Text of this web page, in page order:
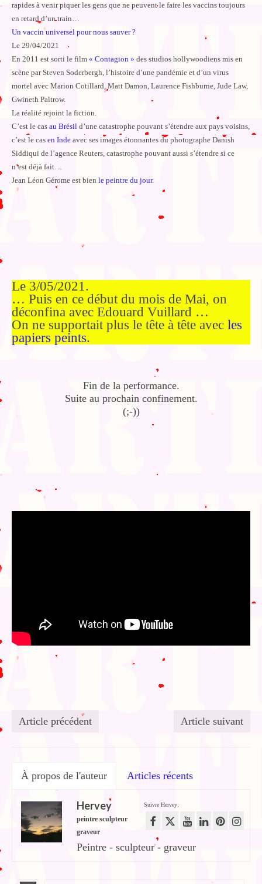
rapides à venir piquer les gens que ne peuvent le faire les vaccins toujours
en retard d’un train…
Un vaccin universel pour nous sauver ?
Le 29/04/2021
En 2011 est sorti le film « Contagion » des studios hollywoodiens mis en
scène par Steven Soderbergh, l’histoire d’une pandémie et d’un virus
mortel avec Marion Cotillard, Matt Damon, Laurence Fishburne, Jude Law,
Gwineth Paltrow.
La réalité rejoint la fiction.
C’est le cas au Brésil d’une catastrophe pouvant s’étendre aux pays voisins,
c’est le cas en Inde avec ses images étonnantes du photographe Danish
Siddiqui de l’agence Reuters, catastrophe pouvant aussi s’étendre si ce
n’est déjà fait…
Jean Léon Gérome est bien le peintre du jour.
Le 3/05/2021.
… Puis en ce début du mois de Mai, on
déconfina avec Edouard Vuillard …
On ne supportait plus le tête à tête avec les
papiers peints.
Fin de la performance.
Suite au prochain confinement.
(;-))
Article précédent Article suivant
À propos de l'auteur Articles récents
Suivre Hervey:
Hervey
peintre sculpteur
graveur
Peintre - sculpteur - graveur